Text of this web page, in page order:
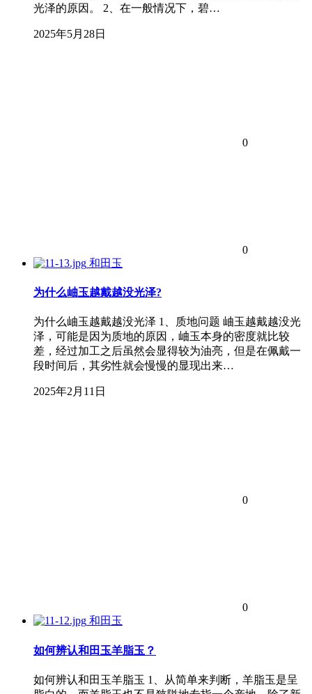
光泽的原因。 2、在一般情况下，碧…
2025年5月28日
0
0
和田玉
为什么岫玉越戴越没光泽?
为什么岫玉越戴越没光泽 1、质地问题 岫玉越戴越没光
泽，可能是因为质地的原因，岫玉本身的密度就比较
差，经过加工之后虽然会显得较为油亮，但是在佩戴一
段时间后，其劣性就会慢慢的显现出来…
2025年2月11日
0
0
和田玉
如何辨认和田玉羊脂玉？
如何辨认和田玉羊脂玉 1、从简单来判断，羊脂玉是呈